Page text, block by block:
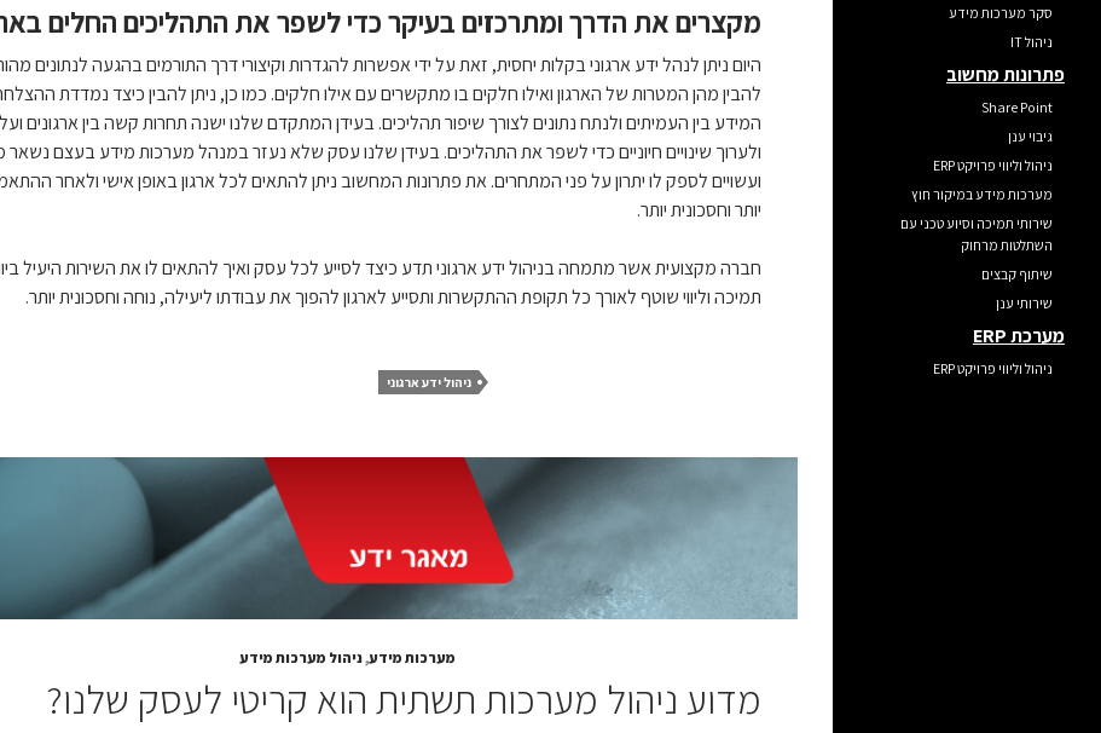
מקצרים את הדרך ומתרכזים בעיקר כדי לשפר את התהליכים החלים
היום ניתן לנהל ידע ארגוני בקלות יחסית, זאת על ידי אפשרות להגדרות וקיצורי דרך התורמים בהגעה לנתונים
להבין מהן המטרות של הארגון ואילו חלקים בו מתקשרים עם אילו חלקים. כמו כן, ניתן להבין כיצד נמדדת
המידע בין העמיתים ולנתח נתונים לצורך שיפור תהליכים. בעידן המתקדם שלנו ישנה תחרות קשה בין ארגונים ועל
ולערוך שינויים חיוניים כדי לשפר את התהליכים. בעידן שלנו עסק שלא נעזר במנהל מערכות מידע בעצם
ועשויים לספק לו יתרון על פני המתחרים. את פתרונות המחשוב ניתן להתאים לכל ארגון באופן אישי ולאחר
יותר וחסכונית יותר.
חברה מקצועית אשר מתמחה בניהול ידע ארגוני תדע כיצד לסייע לכל עסק ואיך להתאים לו את השירות היעיל
תמיכה וליווי שוטף לאורך כל תקופת ההתקשרות ותסייע לארגון להפוך את עבודתו ליעילה, נוחה וחסכונית יותר.
ניהול ידע ארגוני
מערכות מידע,ניהול מערכות מידע
מדוע ניהול מערכות תשתית הוא קריטי לעסק שלנו?
סקר מערכות מידע
ניהול IT
פתרונות מחשוב
Share Point
גיבוי ענן
ניהול וליווי פרויקט ERP
מערכות מידע במיקור חוץ
שירותי תמיכה וסיוע טכני עם
השתלטות מרחוק
שיתוף קבצים
שירותי ענן
מערכת ERP
ניהול וליווי פרויקט ERP